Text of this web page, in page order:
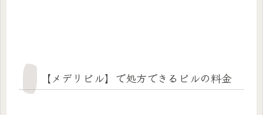
【メデリピル】で処方できるピルの料金